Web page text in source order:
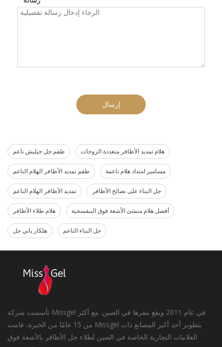
إرسال
طقم جل جيليش ناعم هلام تمديد الأظافر متعددة الزوجات
طقم تمديد الأظافر الهلام الناعم مسامير امتداد هلام ناعمة
تمديد الأظافر الهلام الناعم جل البناء على نصائح الأظافر
هلام طلاء الأظافر أفضل هلام منشئ الأشعة فوق البنفسجية
هلكار باني جل جل البناء الناعم
تأسست شركة Missgel في عام 2011 ويقع مقرها في الصين. مع أكثر
من 15 عامًا من الخبرة، قامت Missgel بتطوير أحد أكبر المصانع ذات
العلامات التجارية الخاصة في الصين لطلاء جل الأظافر بالأشعة فوق